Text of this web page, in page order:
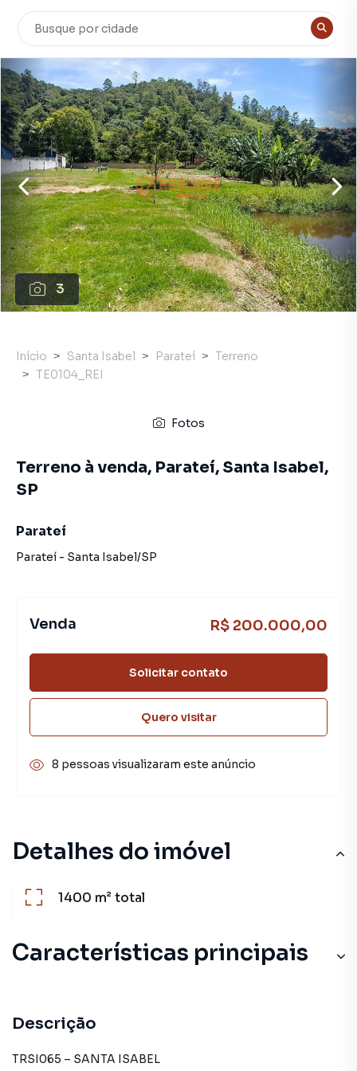
3
Detalhes do imóvel
1400 m²total
Características principais
Descrição
TRSI065 – SANTA ISABEL
Início Santa Isabel Parateí
Terreno
TE0104_REI
Fotos
Terreno à venda, Parateí, Santa Isabel,
SP
Parateí
Parateí - Santa Isabel/SP
Venda R$ 200.000,00
Solicitar contato
Quero visitar
8 pessoas visualizaram este anúncio